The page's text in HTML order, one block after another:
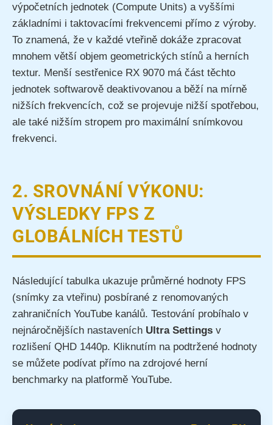
výpočetních jednotek (Compute Units) a vyššími
základními i taktovacími frekvencemi přímo z výroby.
To znamená, že v každé vteřině dokáže zpracovat
mnohem větší objem geometrických stínů a herních
textur. Menší sestřenice RX 9070 má část těchto
jednotek softwarově deaktivovanou a běží na mírně
nižších frekvencích, což se projevuje nižší spotřebou,
ale také nižším stropem pro maximální snímkovou
frekvenci.
2. SROVNÁNÍ VÝKONU:
VÝSLEDKY FPS Z
GLOBÁLNÍCH TESTŮ
Následující tabulka ukazuje průměrné hodnoty FPS
(snímky za vteřinu) posbírané z renomovaných
zahraničních YouTube kanálů. Testování probíhalo v
nejnáročnějších nastaveních Ultra Settings v
rozlišení QHD 1440p. Kliknutím na podtržené hodnoty
se můžete podívat přímo na zdrojové herní
benchmarky na platformě YouTube.